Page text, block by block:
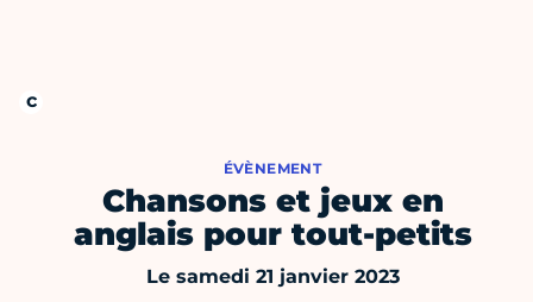
ÉVÈNEMENT
Chansons et jeux en
anglais pour tout-petits
Le samedi 21 janvier 2023